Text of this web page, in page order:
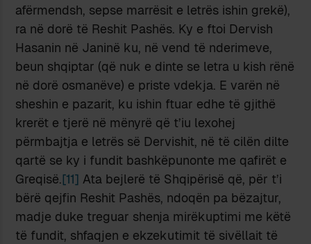
afërmendsh, sepse marrësit e letrës ishin grekë),
ra në dorë të Reshit Pashës. Ky e ftoi Dervish
Hasanin në Janinë ku, në vend të nderimeve,
beun shqiptar (që nuk e dinte se letra u kish rënë
në dorë osmanëve) e priste vdekja. E varën në
sheshin e pazarit, ku ishin ftuar edhe të gjithë
krerët e tjerë në mënyrë që t’iu lexohej
përmbajtja e letrës së Dervishit, në të cilën dilte
qartë se ky i fundit bashkëpunonte me qafirët e
Greqisë.[11] Ata bejlerë të Shqipërisë që, për t’i
bërë qejfin Reshit Pashës, ndoqën pa bëzajtur,
madje duke treguar shenja mirëkuptimi me këtë
të fundit, shfaqjen e ekzekutimit të sivëllait të